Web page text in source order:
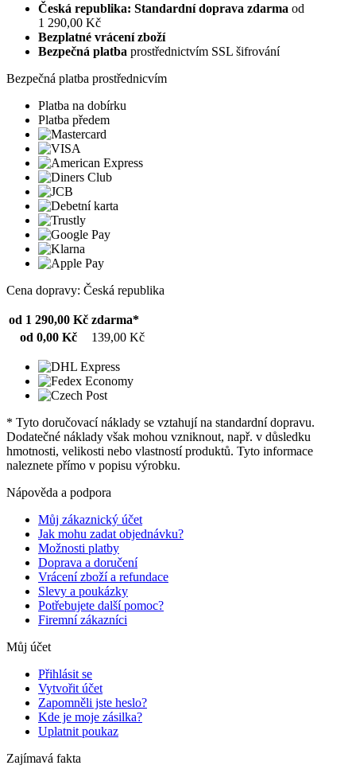
Česká republika: Standardní doprava zdarma od
1 290,00 Kč
Bezplatné vrácení zboží
Bezpečná platba prostřednictvím SSL šifrování
Bezpečná platba prostřednicvím
Platba na dobírku
Platba předem
Cena dopravy: Česká republika
od 1 290,00 Kč zdarma*
od 0,00 Kč
139,00 Kč
* Tyto doručovací náklady se vztahují na standardní dopravu.
Dodatečné náklady však mohou vzniknout, např. v důsledku
hmotnosti, velikosti nebo vlastností produktů. Tyto informace
naleznete přímo v popisu výrobku.
Nápověda a podpora
Můj zákaznický účet
Jak mohu zadat objednávku?
Možnosti platby
Doprava a doručení
Vrácení zboží a refundace
Slevy a poukázky
Potřebujete další pomoc?
Firemní zákazníci
Můj účet
Přihlásit se
Vytvořit účet
Zapomněli jste heslo?
Kde je moje zásilka?
Uplatnit poukaz
Zajímavá fakta